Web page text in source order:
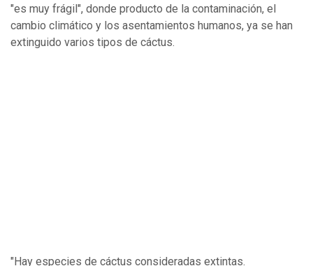
"es muy frágil", donde producto de la contaminación, el
cambio climático y los asentamientos humanos, ya se han
extinguido varios tipos de cáctus.
"Hay especies de cáctus consideradas extintas.